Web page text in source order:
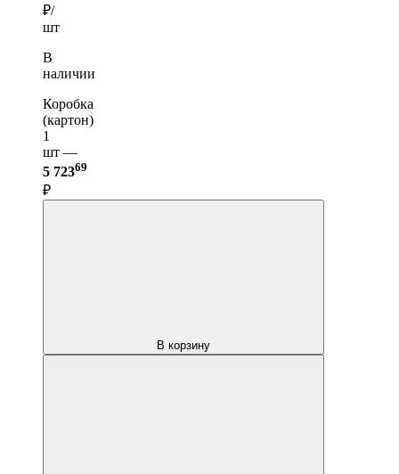
₽/
шт
В
наличии
Коробка
(картон)
1
шт —
5 72369
₽
В корзину